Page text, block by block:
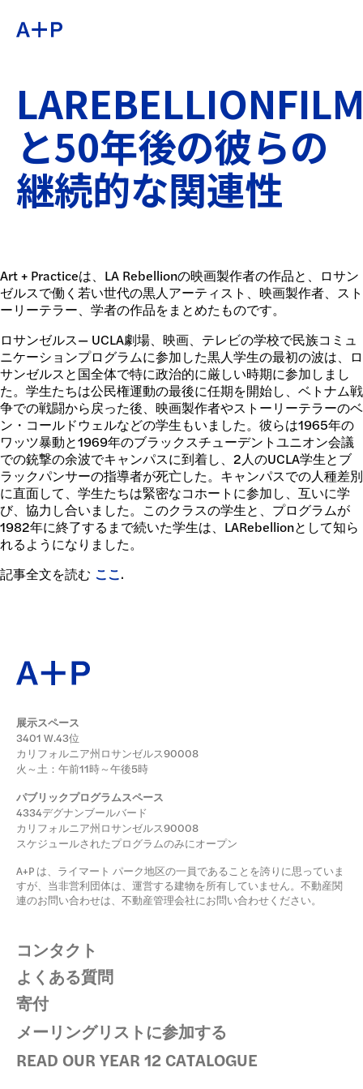
教育
青少年の育成
展示会
公開プログラム
アーカイブ
寄付
ESPAÑOL
普通话
日本語
と50年後の彼らの
継続的な関連性
Art + Practiceは、LA Rebellionの映画製作者の作品と、ロサン
ゼルスで働く若い世代の黒人アーティスト、映画製作者、スト
ーリーテラー、学者の作品をまとめたものです。
ロサンゼルス— UCLA劇場、映画、テレビの学校で民族コミュ
ニケーションプログラムに参加した黒人学生の最初の波は、ロ
サンゼルスと国全体で特に政治的に厳しい時期に参加しまし
た。学生たちは公民権運動の最後に任期を開始し、ベトナム戦
争での戦闘から戻った後、映画製作者やストーリーテラーのベ
ン・コールドウェルなどの学生もいました。彼らは1965年の
ワッツ暴動と1969年のブラックスチューデントユニオン会議
での銃撃の余波でキャンパスに到着し、2人のUCLA学生とブ
ラックパンサーの指導者が死亡した。キャンパスでの人種差別
に直面して、学生たちは緊密なコホートに参加し、互いに学
び、協力し合いました。このクラスの学生と、プログラムが
1982年に終了するまで続いた学生は、LARebellionとして知ら
れるようになりました。
記事全文を読む ここ.
展示スペース
3401 W.43位
カリフォルニア州ロサンゼルス90008
火～土：午前11時～午後5時
パブリックプログラムスペース
4334デグナンブールバード
カリフォルニア州ロサンゼルス90008
スケジュールされたプログラムのみにオープン
A+P は、ライマート パーク地区の一員であることを誇りに思っていま
すが、当非営利団体は、運営する建物を所有していません。不動産関
連のお問い合わせは、不動産管理会社にお問い合わせください。
コンタクト
よくある質問
寄付
メーリングリストに参加する
READ OUR YEAR 12 CATALOGUE